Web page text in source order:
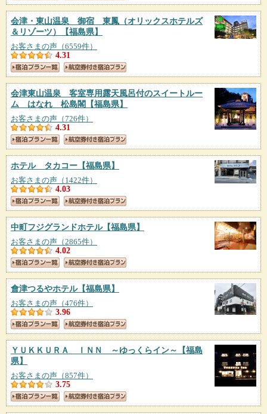
会津・東山温泉 御宿 東鳳（オリックスホテルズ
＆リゾーツ）
【福島県】
お客さまの声（6559件）
4.31
会津東山温泉 客室専用露天風呂付のスイートルー
ム はなれ 松島閣 【福島県】
お客さまの声（726件）
4.31
ホテル タカコー 【福島県】
お客さまの声（1422件）
4.03
中町フジグランドホテル【福島県】
お客さまの声（2865件）
4.02
會津つるやホテル【福島県】
お客さまの声（476件）
3.96
ＹＵＫＫＵＲＡ ＩＮＮ ～ゆっくらイン～
【福島
県】
お客さまの声（857件）
3.75